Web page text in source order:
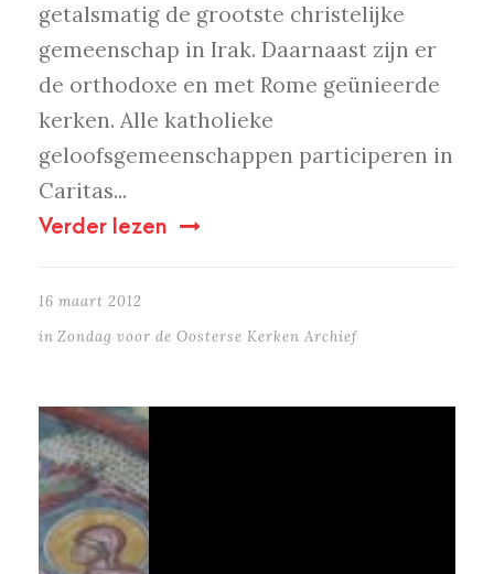
getalsmatig de grootste christelijke
gemeenschap in Irak. Daarnaast zijn er
de orthodoxe en met Rome geünieerde
kerken. Alle katholieke
geloofsgemeenschappen participeren in
Caritas...
Verder lezen
16 maart 2012
in Zondag voor de Oosterse Kerken Archief